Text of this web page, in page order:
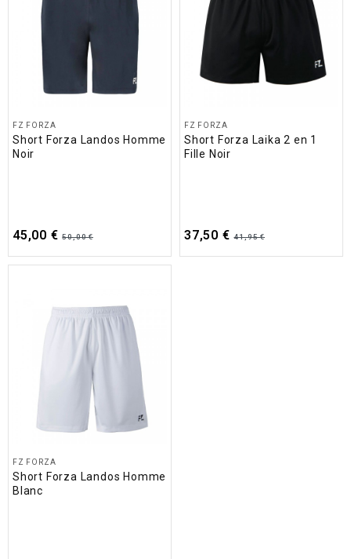
FZ FORZA
Short Forza Landos Homme
Noir
45,00 € 50,00 €
FZ FORZA
Short Forza Laika 2 en 1
Fille Noir
37,50 € 41,95 €
FZ FORZA
Short Forza Landos Homme
Blanc